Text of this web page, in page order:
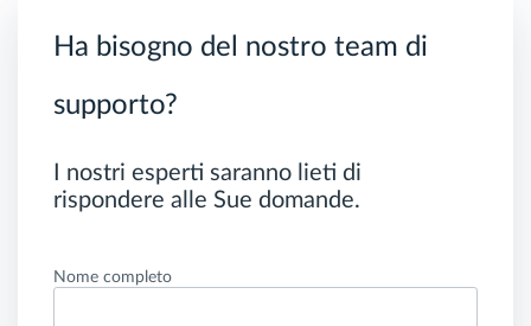
Ha bisogno del nostro team di
supporto?
I nostri esperti saranno lieti di
rispondere alle Sue domande.
Nome completo